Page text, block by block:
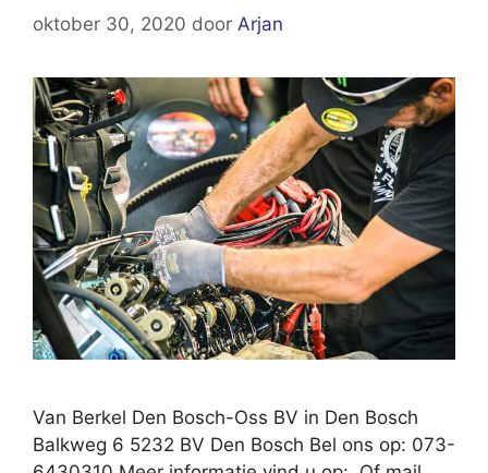
oktober 30, 2020 door Arjan
Van Berkel Den Bosch-Oss BV in Den Bosch
Balkweg 6 5232 BV Den Bosch Bel ons op: 073-